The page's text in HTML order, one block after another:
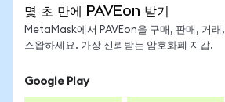
몇 초 만에 PAVEon 받기
MetaMask에서 PAVEon을 구매, 판매, 거래,
스왑하세요. 가장 신뢰받는 암호화폐 지갑.
Google Play